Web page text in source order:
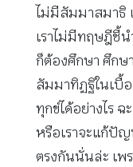
ไม่มีสัมมาสมาธิ
เราไม่มีทฤษฎีชี้
ก็ต้องศึกษา ศึกษ
สัมมาทิฏฐิในเบื้
ทุกข์ได้อย่างไร
หรือเราจะแก้ปั
ตรงกันนั่นล่ะ เพ